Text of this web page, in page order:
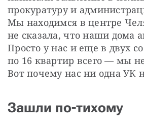
прокуратуру и
Мы находимся в центре
не сказала, что наши дома
Просто у нас и еще в двух
по 16 квартир всего — мы
Вот почему нас ни одна УК
Зашли по-тихому